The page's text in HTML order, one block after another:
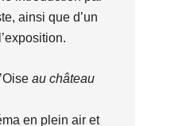
ainsi que d’un
au château
en plein air et